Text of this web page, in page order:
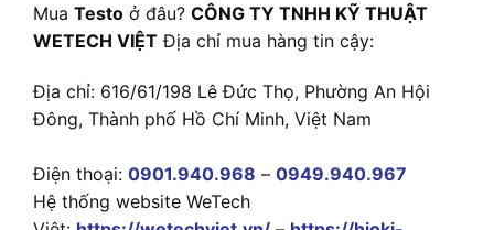
Mua Testo ở đâu? CÔNG TY TNHH KỸ THUẬT
WETECH VIỆT Địa chỉ mua hàng tin cậy:
Địa chỉ: 616/61/198 Lê Đức Thọ, Phường An Hội
Đông, Thành phố Hồ Chí Minh, Việt Nam
Điện thoại: 0901.940.968 – 0949.940.967
Hệ thống website WeTech